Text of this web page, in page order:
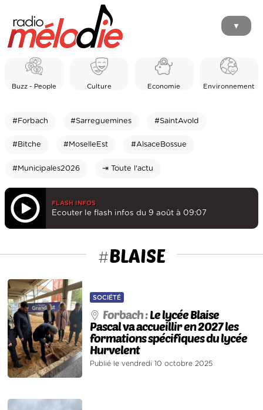
▼
Buzz - People Culture Economie Environnement
#Forbach #Sarreguemines #SaintAvold
#Bitche #MoselleEst #AlsaceBossue
#Municipales2026 ⇥ Toute l'actu
FLASH INFOS
Ecouter le flash infos du 9 août à 09:07
#BLAISE
SOCIÉTÉ
Forbach :Le lycée Blaise
Pascal va accueillir en 2027 les
formations spécifiques du lycée
Hurvelent
Publié le vendredi 10 octobre 2025